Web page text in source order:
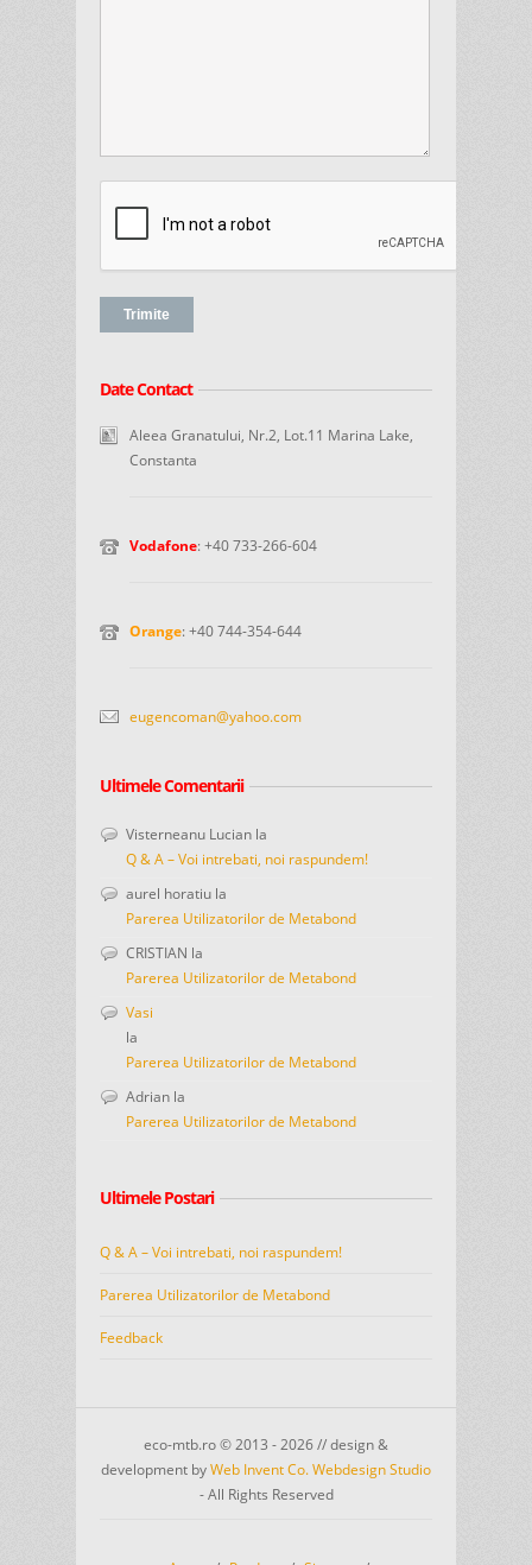
Date Contact
Aleea Granatului, Nr.2, Lot.11 Marina Lake,
Constanta
Vodafone: +40 733-266-604
Orange: +40 744-354-644
eugencoman@yahoo.com
Ultimele Comentarii
Visterneanu Lucian la
Q & A – Voi intrebati, noi raspundem!
aurel horatiu la
Parerea Utilizatorilor de Metabond
CRISTIAN la
Parerea Utilizatorilor de Metabond
Vasi
la
Parerea Utilizatorilor de Metabond
Adrian la
Parerea Utilizatorilor de Metabond
Ultimele Postari
Q & A – Voi intrebati, noi raspundem!
Parerea Utilizatorilor de Metabond
Feedback
eco-mtb.ro © 2013 - 2026 // design &
development byWeb Invent Co. Webdesign Studio
- All Rights Reserved